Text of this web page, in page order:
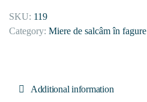
SKU: 119
Category: Miere de salcâm în fagure
Additional information